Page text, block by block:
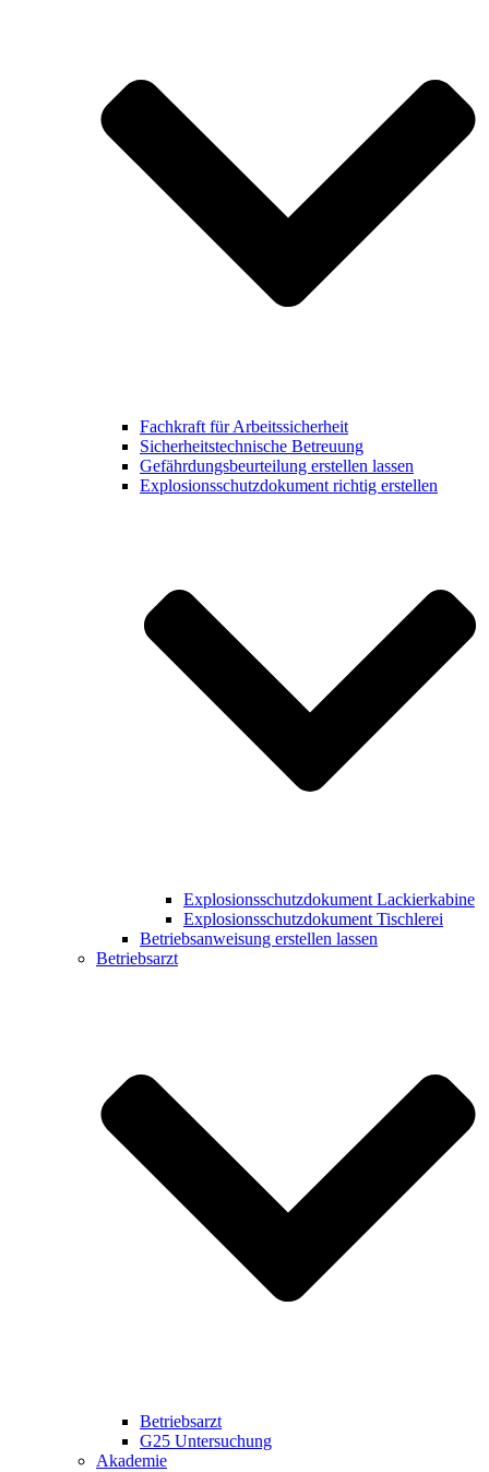
Fachkraft für Arbeitssicherheit
Sicherheitstechnische Betreuung
Gefährdungsbeurteilung erstellen lassen
Explosionsschutzdokument richtig erstellen
Explosionsschutzdokument Lackierkabine
Explosionsschutzdokument Tischlerei
Betriebsanweisung erstellen lassen
Betriebsarzt
Betriebsarzt
G25 Untersuchung
Akademie